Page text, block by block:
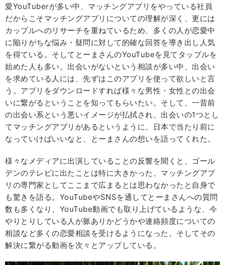
愛YouTuberが多い中、マッチングアプリをやっている社員
だからこそマッチングアプリについての理解が深く、更には
カップルへのリサーチを重ねているため、多くの人が恋愛中
に陥りがちな悩み・疑問に対して的確な回答を導き出し人気
を得ている。そしてとーまさんのYouTubeを見てタップルを
始めた人も多い。出会いがないという相談が多い中、出会い
を求めている人には、先ずはこのアプリを使って欲しいと言
う。アプリをダウンロードすれば様々な男性・女性との出会
いに繋がるということを知ってもらいたい。そして、一昔前
の出会い系という悪いイメージが払拭され、出会いの1つとし
てマッチングアプリがあるというように、日本で当たり前に
なっていけばいいなと、とーまさんの想いを語ってくれた。
様々なメディアに出演していることの反響を聞くと、ゴール
デンのテレビに出たことは特に大きかった。マッチングアプ
リの専門家としてここまで広まるとは思わなかったと自身で
も驚きを語る。YouTubeやSNSを通してとーまさんへの質問
数も多くなり、YouTube動画でも取り上げているような、今
やりとりしている人が脈ありかどうかや連絡頻度についての
相談など多くの恋愛相談を受けるようになった。そしてその
解決に繋がる動画を次々とアップしている。